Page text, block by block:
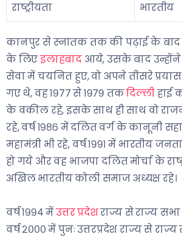
राष्ट्रीयता
भारतीय
कानपुर से स्नातक तक की पढ़ाई के बाद
के लिएइलाहबाद आये, उसके बाद उन्होंने
सेवा में चयनित हुए, वो अपने तीसरे
गए थे, वह १९७७ से १९७९ तकदिल्लीहाई
के वकील रहे, इसके साथ ही साथ वो
रहे, वर्ष १९८६ में दलित वर्ग के कानूनी
महामंत्री भी रहे, वर्ष १९९१ में भारतीय
हो गये और वह भाजपा दलित मोर्चा के
अखिल भारतीय कोली समाज अध्यक्ष रहे।
वर्ष १९९४ मेंउत्तर प्रदेशराज्य से राज्य सभा
वर्ष २००० में पुनः उत्तरप्रदेश राज्य से